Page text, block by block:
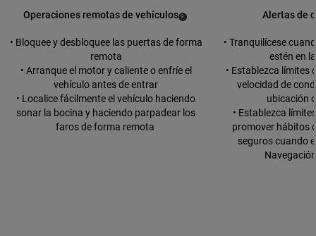
Operaciones remotas de vehículos (
Disclosure
9 )
• Bloquee y desbloquee las puertas de forma
remota
• Arranque el motor y caliente o enfríe el
vehículo antes de entrar
• Localice fácilmente el vehículo haciendo
sonar la bocina y haciendo parpadear los
faros de forma remota
Alertas de
• Tranquilícese
estén en
• Establezca límites
velocidad de
ubicación
• Establezca
promover hábitos
seguros cuando